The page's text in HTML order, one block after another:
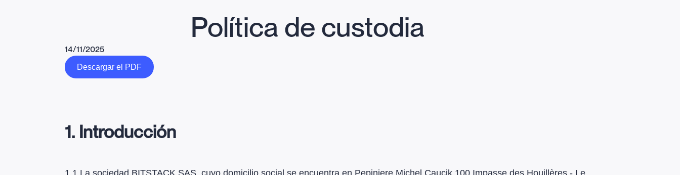
Política de custodia
14/11/2025
Descargar el PDF
1. Introducción
1.1 La sociedad BITSTACK SAS, cuyo domicilio social se encuentra en Pepiniere Michel Caucik 100 Impasse des Houillères - Le